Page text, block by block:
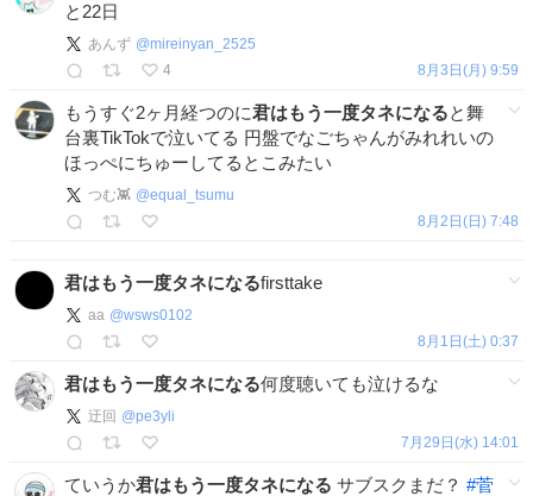
と22日
あんず @mireinyan_2525
4
8月3日(月) 9:59
もうすぐ2ヶ月経つのに君はもう一度タネになると舞
台裏TikTokで泣いてる 円盤でなごちゃんがみれれいの
ほっぺにちゅーしてるとこみたい
つむ👾 @equal_tsumu
8月2日(日) 7:48
君はもう一度タネになるfirsttake
aa @wsws0102
8月1日(土) 0:37
君はもう一度タネになる何度聴いても泣けるな
迂回 @pe3yli
7月29日(水) 14:01
ていうか君はもう一度タネになる サブスクまだ？ #菅